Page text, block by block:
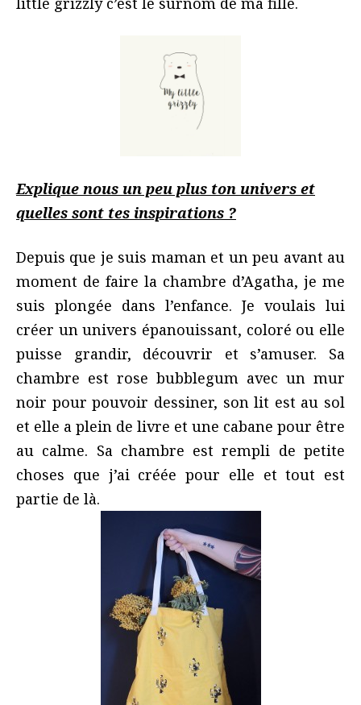
Explique nous un peu plus ton univers et
quelles sont tes inspirations ?
Depuis que je suis maman et un peu avant au
moment de faire la chambre d’Agatha, je me
suis plongée dans l’enfance. Je voulais lui
créer un univers épanouissant, coloré ou elle
puisse grandir, découvrir et s’amuser. Sa
chambre est rose bubblegum avec un mur
noir pour pouvoir dessiner, son lit est au sol
et elle a plein de livre et une cabane pour être
au calme. Sa chambre est rempli de petite
choses que j’ai créée pour elle et tout est
partie de là.